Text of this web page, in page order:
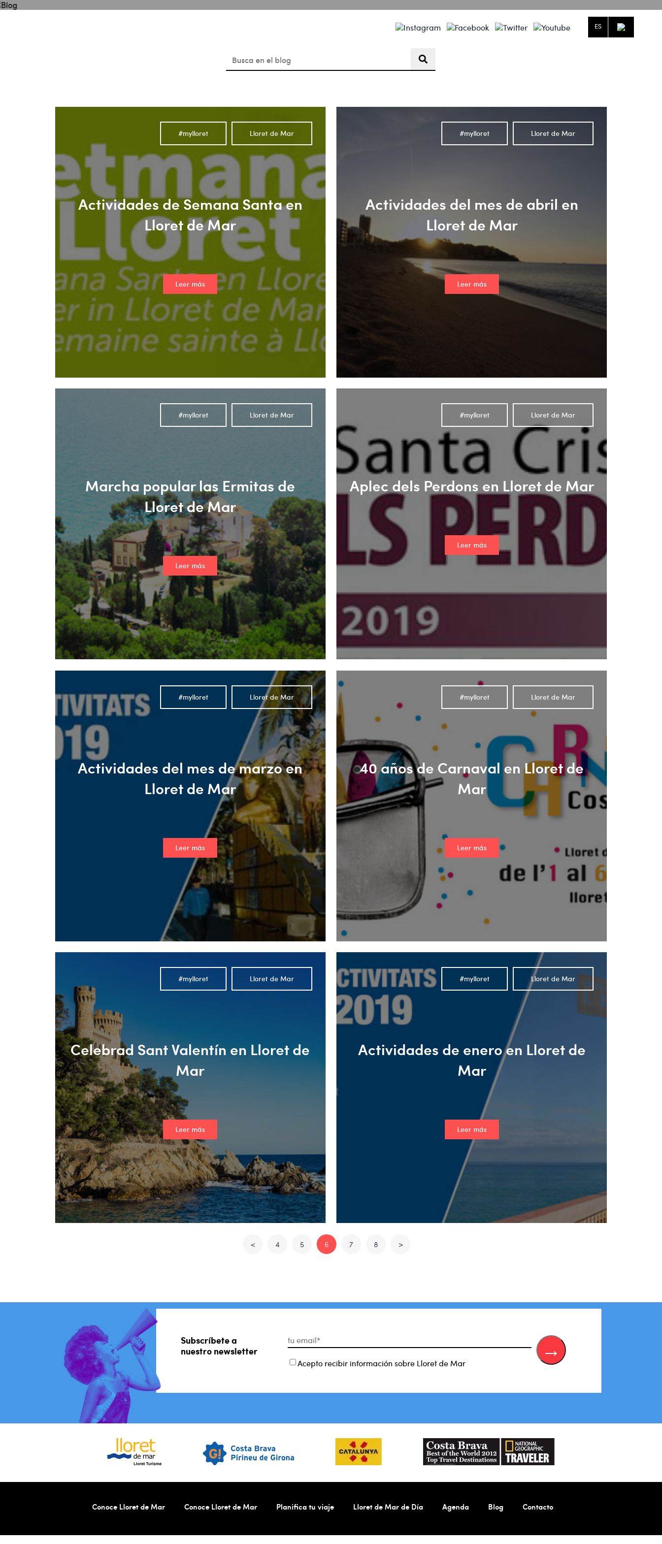
ES
Blog
Esto es un campo de búsqueda con una función de texto predictivo.
Actividades de Semana Santa en
Lloret de Mar
Leer más
Lloret de Mar
#mylloret
Actividades del mes de abril en
Lloret de Mar
Leer más
Lloret de Mar
#mylloret
Marcha popular las Ermitas de
Lloret de Mar
Leer más
Lloret de Mar
#mylloret
Aplec dels Perdons en Lloret de Mar
Leer más
Lloret de Mar
#mylloret
Actividades del mes de marzo en
Lloret de Mar
Leer más
Lloret de Mar
#mylloret
40 años de Carnaval en Lloret de
Mar
Leer más
Lloret de Mar
#mylloret
Celebrad Sant Valentín en Lloret de
Mar
Leer más
Lloret de Mar
#mylloret
Actividades de enero en Lloret de
Mar
Leer más
Lloret de Mar
#mylloret
< 4 5 6 7 8 >
Subscríbete a
nuestro newsletter
Acepto recibir información sobre Lloret de Mar
Conoce Lloret de Mar Conoce Lloret de Mar Planifica tu viaje Lloret de Mar de Día Agenda Blog Contacto